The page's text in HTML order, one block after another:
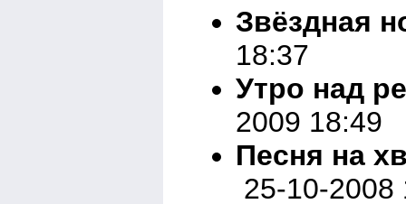
Звёздная
18:37
Утро над
2009 18:49
Песня на
25-10-2008